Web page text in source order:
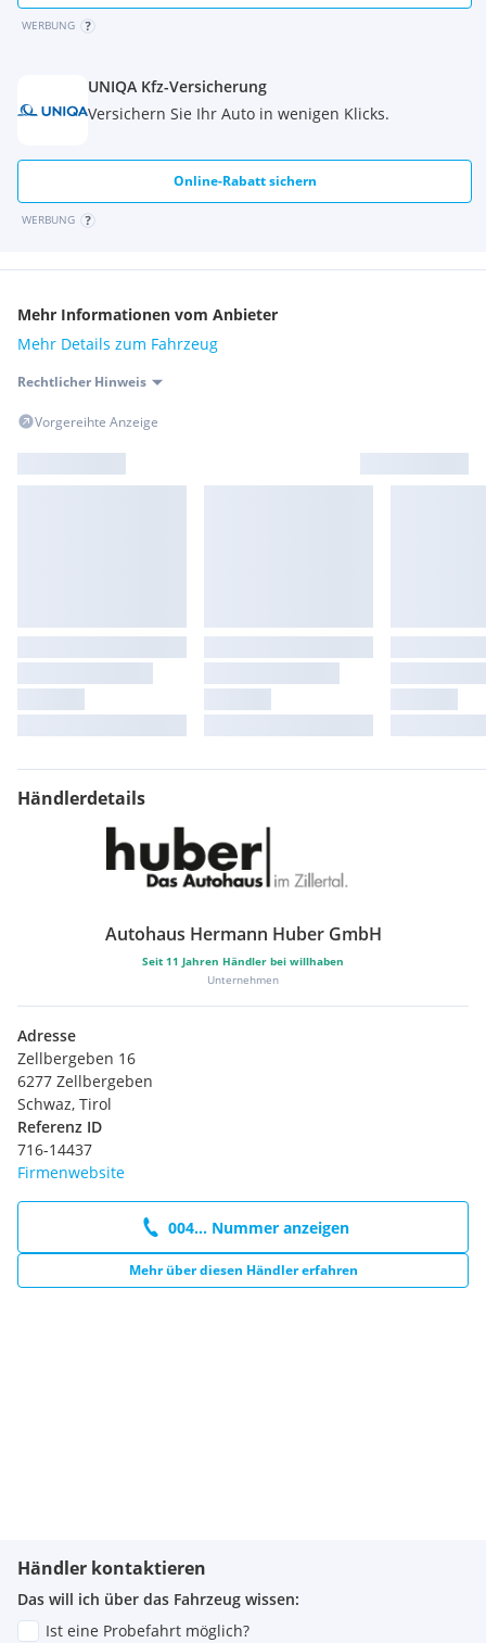
WERBUNG
UNIQA Kfz-Versicherung
Versichern Sie Ihr Auto in wenigen Klicks.
Online-Rabatt sichern
WERBUNG
Mehr Informationen vom Anbieter
Mehr Details zum Fahrzeug
Rechtlicher Hinweis
Vorgereihte Anzeige
Händlerdetails
Autohaus Hermann Huber GmbH
Seit 11 Jahren Händler bei willhaben
Unternehmen
Adresse
Zellbergeben 16
6277 Zellbergeben
Schwaz, Tirol
Referenz ID
716-14437
Firmenwebsite
004... Nummer anzeigen
Mehr über diesen Händler erfahren
Händler kontaktieren
Das will ich über das Fahrzeug wissen:
Ist eine Probefahrt möglich?